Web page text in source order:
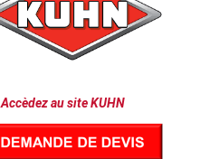
Accèdez au site KUHN